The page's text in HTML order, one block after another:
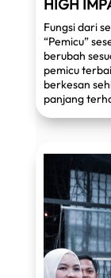
HIGH
Fungsi dari
“Pemicu”
berubah
pemicu
berkesan
panjang